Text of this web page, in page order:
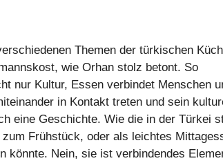
Themen der türkischen
wie Orhan stolz betont. So
nur Kultur, Essen verbindet Menschen
in Kontakt treten und sein
eine Geschichte. Wie die in der Türkei
Frühstück, oder als leichtes
könnte. Nein, sie ist verbindendes